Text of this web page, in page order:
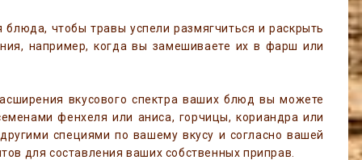
чтобы травы успели размягчиться и раскрыть
например, когда вы замешиваете их в фарш или
вкусового спектра ваших блюд вы можете
фенхеля или аниса, горчицы, кориандра или
специями по вашему вкусу и согласно вашей
для составления ваших собственных приправ.